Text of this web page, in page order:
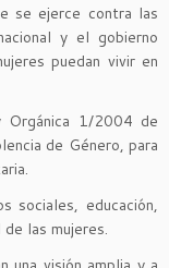
se ejerce contra las
y el gobierno
puedan vivir en
Orgánica 1/2004 de
de Género, para
sociales, educación,
las mujeres.